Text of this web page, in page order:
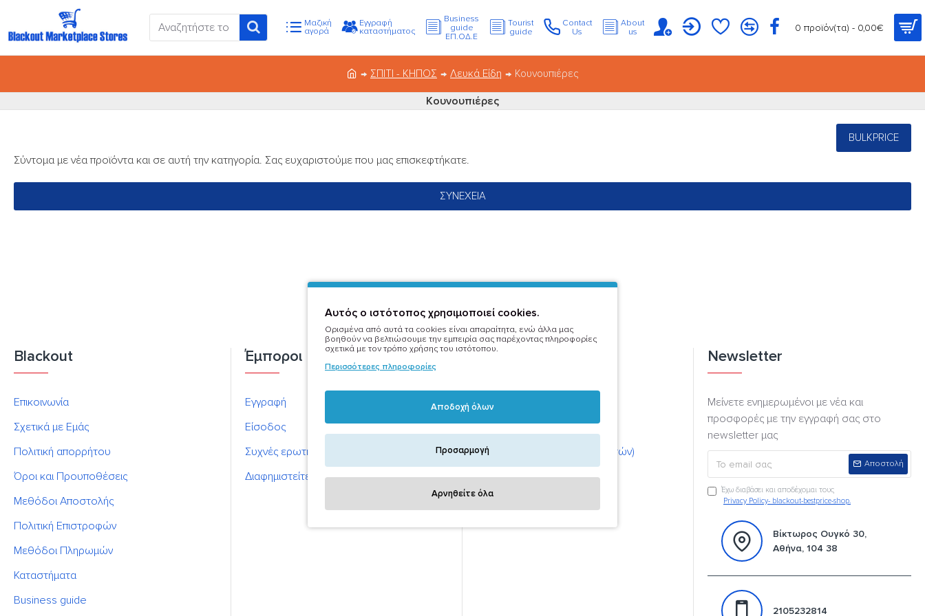
Μαζική
αγορά
Εγγραφή
καταστήματος
Business
guide
ΕΠ.ΟΔ.Ε
Tourist
guide
Contact
Us
About
us
0 προϊόν(τα) - 0,00€
ΣΠΙΤΙ - ΚΗΠΟΣ Λευκά Είδη Κουνουπιέρες
Κουνουπιέρες
BULKPRICE
Σύντομα με νέα προϊόντα και σε αυτή την κατηγορία. Σας ευχαριστούμε που μας επισκεφτήκατε.
ΣΥΝΈΧΕΙΑ
Blackout
Επικοινωνία
Σχετικά με Εμάς
Πολιτική απορρήτου
Όροι και Προυποθέσεις
Μεθόδοι Αποστολής
Πολιτική Επιστροφών
Μεθόδοι Πληρωμών
Καταστήματα
Business guide
Έμποροι
Εγγραφή
Είσοδος
Συχνές ερωτήσεις(εμπόρων)
Διαφημιστείτε στο blackout.gr
Ιδιώτες
Εγγραφή
Είσοδος
Συχνές ερωτήσεις(καταναλωτών)
Newsletter
Μείνετε ενημερωμένοι με νέα και
προσφορές με την εγγραφή σας στο
newsletter μας
Αποστολή
Έχω διαβάσει και αποδέχομαι τους
Privacy Policy- blackout-bestprice-shop.
Βίκτωρος Ουγκό 30,
Αθήνα, 104 38
2105232814
Αυτός ο ιστότοπος χρησιμοποιεί cookies.
Ορισμένα από αυτά τα cookies είναι απαραίτητα, ενώ άλλα μας
βοηθούν να βελτιώσουμε την εμπειρία σας παρέχοντας πληροφορίες
σχετικά με τον τρόπο χρήσης του ιστότοπου.
Περισσότερες πληροφορίες
Αποδοχή όλων
Προσαρμογή
Αρνηθείτε όλα